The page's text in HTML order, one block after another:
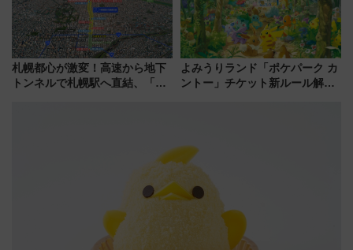
札幌都心が激変！高速から地下
トンネルで札幌駅へ直結、「創
よみうりランド「ポケパーク カ
ントー」チケット新ルール解